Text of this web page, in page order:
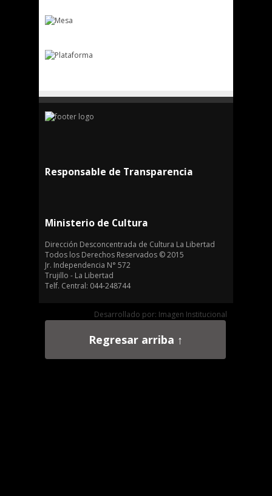
Responsable de Transparencia
Ministerio de Cultura
Dirección Desconcentrada de Cultura La Libertad
Todos los Derechos Reservados © 2015
Jr. Independencia N° 572
Trujillo - La Libertad
Telf. Central: 044-248744
Desarrollado por: Imagen Institucional
Regresar arriba ↑